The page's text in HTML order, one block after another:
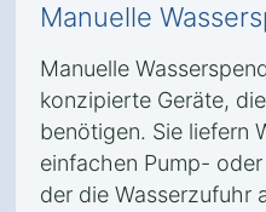
Manuelle
Manuelle
konzipierte Geräte,
benötigen. Sie liefern
einfachen Pump-
der die Wasserzufuhr